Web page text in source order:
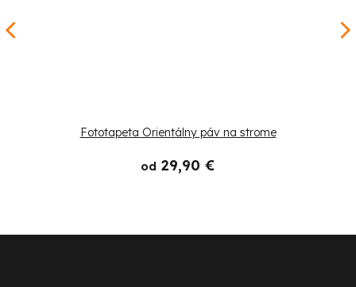
Fototapeta Orientálny páv na strome
od 29,90 €